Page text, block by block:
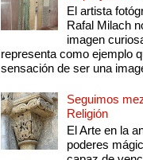
El artista
Rafal Milach
imagen
representa como ejemplo
sensación de ser una
Seguimos
Religión
El Arte en la
poderes